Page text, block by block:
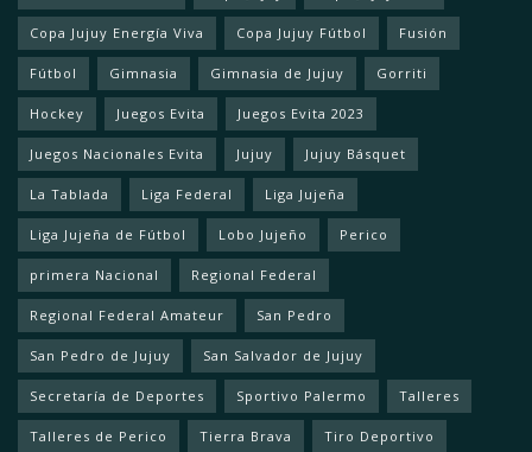
Copa Jujuy Energía Viva Copa Jujuy Fútbol Fusión
Fútbol Gimnasia Gimnasia de Jujuy Gorriti
Hockey Juegos Evita Juegos Evita 2023
Juegos Nacionales Evita Jujuy Jujuy Básquet
La Tablada Liga Federal Liga Jujeña
Liga Jujeña de Fútbol Lobo Jujeño Perico
primera Nacional Regional Federal
Regional Federal Amateur San Pedro
San Pedro de Jujuy San Salvador de Jujuy
Secretaría de Deportes Sportivo Palermo Talleres
Talleres de Perico Tierra Brava Tiro Deportivo